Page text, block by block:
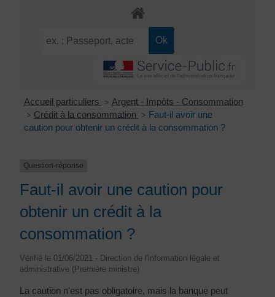
Accueil particuliers > Argent - Impôts - Consommation
> Crédit à la consommation > Faut-il avoir une
caution pour obtenir un crédit à la consommation ?
Question-réponse
Faut-il avoir une caution pour
obtenir un crédit à la
consommation ?
Vérifié le 01/06/2021 - Direction de l'information légale et
administrative (Première ministre)
La caution n'est pas obligatoire, mais la banque peut